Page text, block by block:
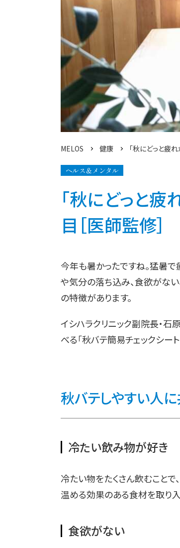
MELOS 健康 「秋にどっと疲
ヘルス＆メンタル
「秋にどっと
目［医師監修］
今年も暑かったですね。猛暑
や気分の落ち込み、食欲がな
の特徴があります。
イシハラクリニック副院長・
べる「秋バテ簡易チェックシー
秋バテしやすい人
冷たい飲み物が好き
冷たい物をたくさん飲むことで
温める効果のある食材を取り
食欲がない